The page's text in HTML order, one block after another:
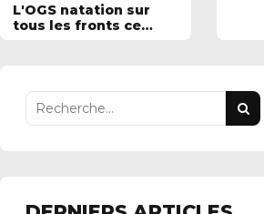
L'OGS natation sur
tous les fronts ce